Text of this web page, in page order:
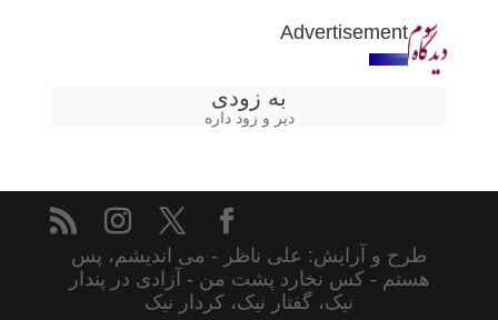
Advertisement
به زودی
دیر و زود داره
طرح و آرایش: علی ناظر - می اندیشم، پس
هستم - کس نخارد پشت من - آزادی در پندار
نیک، گفتار نیک، کردار نیک